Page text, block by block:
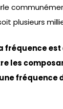
plusieurs
fréquence
les